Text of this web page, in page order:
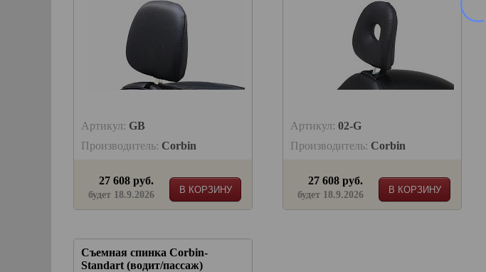
Артикул: GB
Производитель: Corbin
В КОРЗИНУ
27 608 руб.
будет 18.9.2026
Артикул: 02-G
Производитель: Corbin
В КОРЗИНУ
27 608 руб.
будет 18.9.2026
Съемная спинка Corbin-
Standart (водит/пассаж)